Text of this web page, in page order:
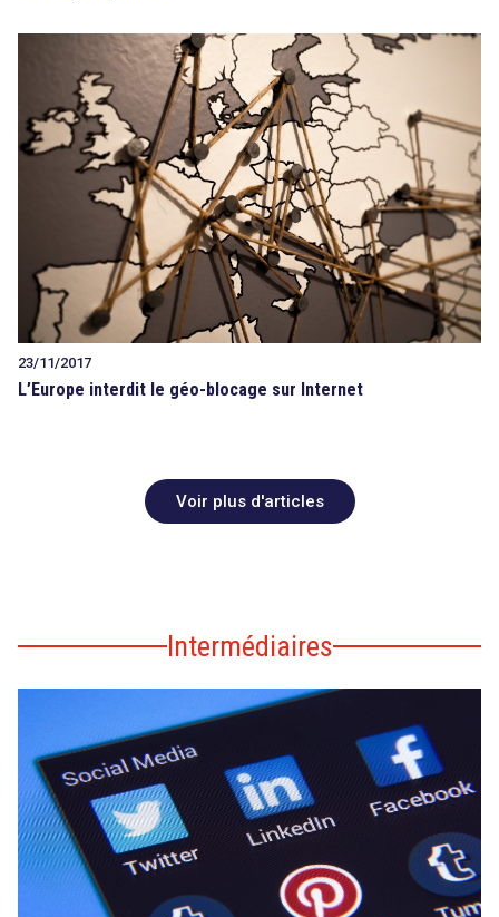
23/11/2017
L’Europe interdit le géo-blocage sur Internet
Voir plus d'articles
Intermédiaires